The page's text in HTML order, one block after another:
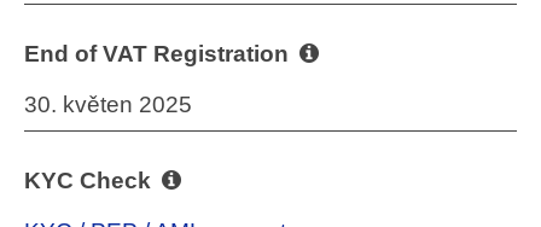
End of VAT Registration
30. květen 2025
KYC Check